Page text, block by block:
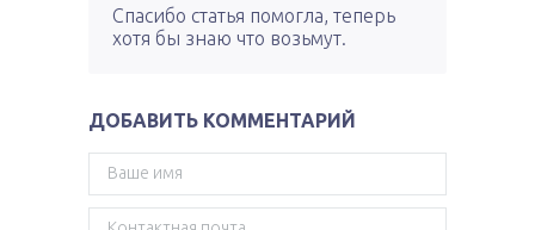
Cпасибо статья помогла, теперь
хотя бы знаю что возьмут.
ДОБАВИТЬ КОММЕНТАРИЙ